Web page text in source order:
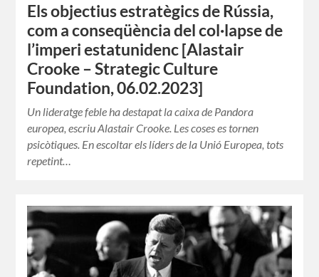
Els objectius estratègics de Rússia,
com a conseqüència del col·lapse de
l’imperi estatunidenc [Alastair
Crooke – Strategic Culture
Foundation, 06.02.2023]
Un lideratge feble ha destapat la caixa de Pandora
europea, escriu Alastair Crooke. Les coses es tornen
psicòtiques. En escoltar els líders de la Unió Europea, tots
repetint…